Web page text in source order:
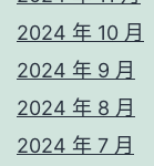
2024 年 10 月
2024 年 9 月
2024 年 8 月
2024 年 7 月